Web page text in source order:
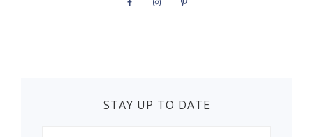
STAY UP TO DATE